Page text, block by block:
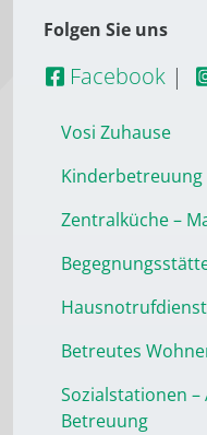
Folgen Sie uns
Facebook |
Vosi Zuhause
Kinderbetreuung
Zentralküche –
Hausnotrufdienst
Betreutes
Sozialstationen
Betreuung